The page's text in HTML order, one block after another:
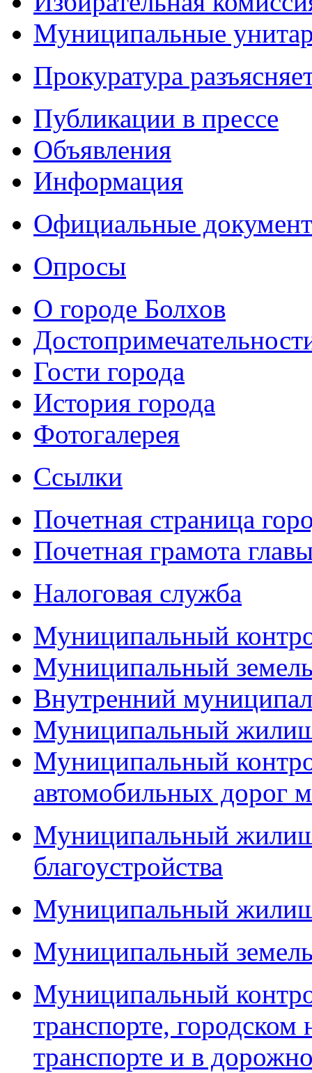
Муниципальные
Прокуратура
Публикации в прессе
Объявления
Информация
Официальные
Опросы
О городе Болхов
Гости города
История города
Фотогалерея
Ссылки
Почетная страница
Почетная грамота
Налоговая служба
Муниципальный
Муниципальный
Внутренний
Муниципальный
Муниципальный
автомобильных дорог
Муниципальный
благоустройства
Муниципальный
Муниципальный
Муниципальный
транспорте, городском
транспорте и в